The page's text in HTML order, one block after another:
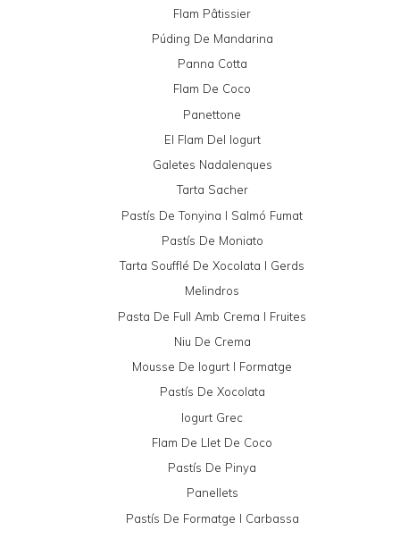
Flam Pâtissier
Púding De Mandarina
Panna Cotta
Flam De Coco
Panettone
El Flam Del Iogurt
Galetes Nadalenques
Tarta Sacher
Pastís De Tonyina I Salmó Fumat
Pastís De Moniato
Tarta Soufflé De Xocolata I Gerds
Melindros
Pasta De Full Amb Crema I Fruites
Niu De Crema
Mousse De Iogurt I Formatge
Pastís De Xocolata
Iogurt Grec
Flam De Llet De Coco
Pastís De Pinya
Panellets
Pastís De Formatge I Carbassa